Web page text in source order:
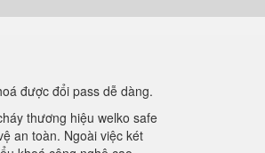
được đổi pass dễ dàng.
thương hiệu welko safe
an toàn. Ngoài việc két